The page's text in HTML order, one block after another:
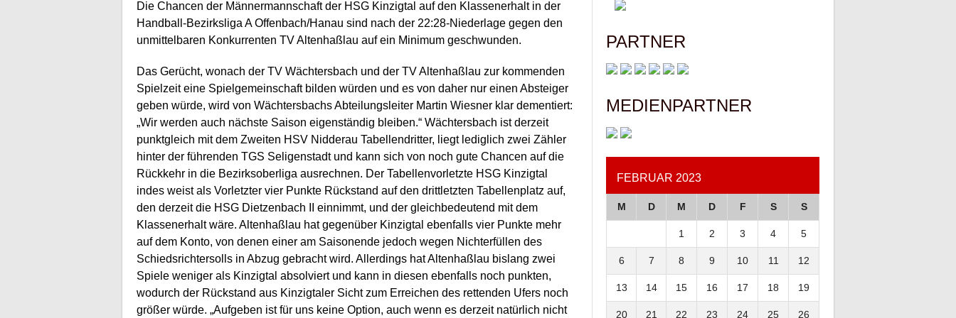
Die Chancen der Männermannschaft der HSG Kinzigtal auf den Klassenerhalt in der
Handball-Bezirksliga A Offenbach/Hanau sind nach der 22:28-Niederlage gegen den
unmittelbaren Konkurrenten TV Altenhaßlau auf ein Minimum geschwunden.
Das Gerücht, wonach der TV Wächtersbach und der TV Altenhaßlau zur kommenden
Spielzeit eine Spielgemeinschaft bilden würden und es von daher nur einen Absteiger
geben würde, wird von Wächtersbachs Abteilungsleiter Martin Wiesner klar dementiert:
„Wir werden auch nächste Saison eigenständig bleiben.“ Wächtersbach ist derzeit
punktgleich mit dem Zweiten HSV Nidderau Tabellendritter, liegt lediglich zwei Zähler
hinter der führenden TGS Seligenstadt und kann sich von noch gute Chancen auf die
Rückkehr in die Bezirksoberliga ausrechnen. Der Tabellenvorletzte HSG Kinzigtal
indes weist als Vorletzter vier Punkte Rückstand auf den drittletzten Tabellenplatz auf,
den derzeit die HSG Dietzenbach II einnimmt, und der gleichbedeutend mit dem
Klassenerhalt wäre. Altenhaßlau hat gegenüber Kinzigtal ebenfalls vier Punkte mehr
auf dem Konto, von denen einer am Saisonende jedoch wegen Nichterfüllen des
Schiedsrichtersolls in Abzug gebracht wird. Allerdings hat Altenhaßlau bislang zwei
Spiele weniger als Kinzigtal absolviert und kann in diesen ebenfalls noch punkten,
wodurch der Rückstand aus Kinzigtaler Sicht zum Erreichen des rettenden Ufers noch
größer würde. „Aufgeben ist für uns keine Option, auch wenn es derzeit natürlich nicht
PARTNER
MEDIENPARTNER
FEBRUAR 2023
M D M D F S S
1 2 3 4 5
6 7 8 9 10 11 12
13 14 15 16 17 18 19
20 21 22 23 24 25 26